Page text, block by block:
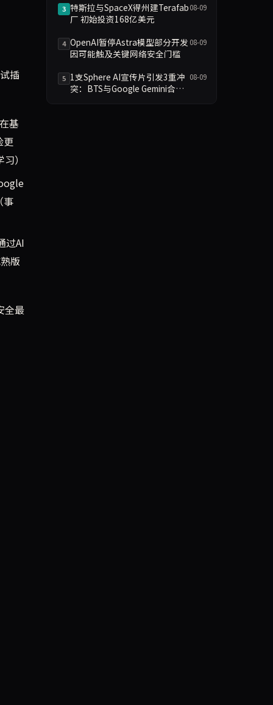
插
基
更
）
事
过AI
版
全最
3 特斯拉与SpaceX得州建Terafab
厂 初始投资168亿美元
08-09
4 OpenAI暂停Astra模型部分开发
因可能触及关键网络安全门槛
08-09
5 1支Sphere AI宣传片引发3重冲
突：BTS与Google Gemini合作
08-09